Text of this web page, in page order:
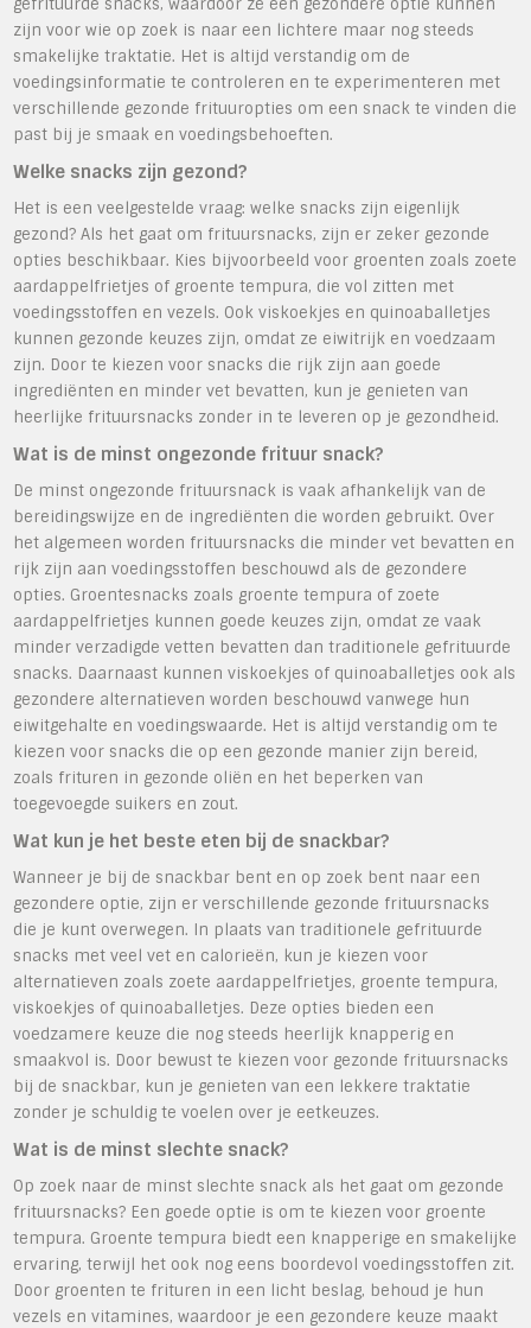
zijn voor wie op zoek is naar een lichtere maar nog steeds
smakelijke traktatie. Het is altijd verstandig om de
voedingsinformatie te controleren en te experimenteren met
verschillende gezonde frituuropties om een snack te vinden die
past bij je smaak en voedingsbehoeften.
Welke snacks zijn gezond?
Het is een veelgestelde vraag: welke snacks zijn eigenlijk
gezond? Als het gaat om frituursnacks, zijn er zeker gezonde
opties beschikbaar. Kies bijvoorbeeld voor groenten zoals zoete
aardappelfrietjes of groente tempura, die vol zitten met
voedingsstoffen en vezels. Ook viskoekjes en quinoaballetjes
kunnen gezonde keuzes zijn, omdat ze eiwitrijk en voedzaam
zijn. Door te kiezen voor snacks die rijk zijn aan goede
ingrediënten en minder vet bevatten, kun je genieten van
heerlijke frituursnacks zonder in te leveren op je gezondheid.
Wat is de minst ongezonde frituur snack?
De minst ongezonde frituursnack is vaak afhankelijk van de
bereidingswijze en de ingrediënten die worden gebruikt. Over
het algemeen worden frituursnacks die minder vet bevatten en
rijk zijn aan voedingsstoffen beschouwd als de gezondere
opties. Groentesnacks zoals groente tempura of zoete
aardappelfrietjes kunnen goede keuzes zijn, omdat ze vaak
minder verzadigde vetten bevatten dan traditionele gefrituurde
snacks. Daarnaast kunnen viskoekjes of quinoaballetjes ook als
gezondere alternatieven worden beschouwd vanwege hun
eiwitgehalte en voedingswaarde. Het is altijd verstandig om te
kiezen voor snacks die op een gezonde manier zijn bereid,
zoals frituren in gezonde oliën en het beperken van
toegevoegde suikers en zout.
Wat kun je het beste eten bij de snackbar?
Wanneer je bij de snackbar bent en op zoek bent naar een
gezondere optie, zijn er verschillende gezonde frituursnacks
die je kunt overwegen. In plaats van traditionele gefrituurde
snacks met veel vet en calorieën, kun je kiezen voor
alternatieven zoals zoete aardappelfrietjes, groente tempura,
viskoekjes of quinoaballetjes. Deze opties bieden een
voedzamere keuze die nog steeds heerlijk knapperig en
smaakvol is. Door bewust te kiezen voor gezonde frituursnacks
bij de snackbar, kun je genieten van een lekkere traktatie
zonder je schuldig te voelen over je eetkeuzes.
Wat is de minst slechte snack?
Op zoek naar de minst slechte snack als het gaat om gezonde
frituursnacks? Een goede optie is om te kiezen voor groente
tempura. Groente tempura biedt een knapperige en smakelijke
ervaring, terwijl het ook nog eens boordevol voedingsstoffen zit.
Door groenten te frituren in een licht beslag, behoud je hun
vezels en vitamines, waardoor je een gezondere keuze maakt